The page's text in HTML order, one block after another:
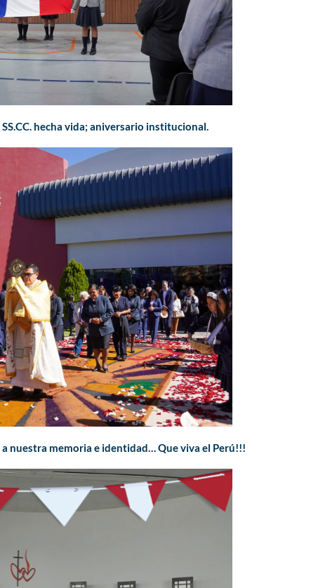
hecha vida; aniversario institucional.
nuestra memoria e identidad… Que viva el Perú!!!